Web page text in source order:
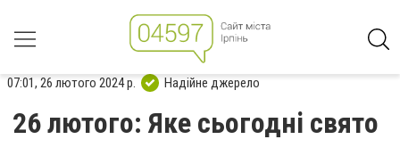
07:01, 26 лютого 2024 р. Надійне джерело
26 лютого: Яке сьогодні свято